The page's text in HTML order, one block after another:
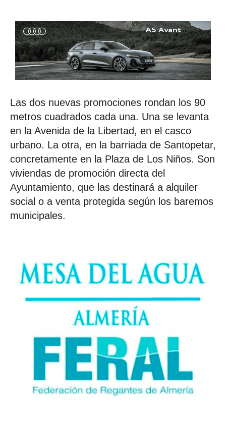
Las dos nuevas promociones rondan los 90
metros cuadrados cada una. Una se levanta
en la Avenida de la Libertad, en el casco
urbano. La otra, en la barriada de Santopetar,
concretamente en la Plaza de Los Niños. Son
viviendas de promoción directa del
Ayuntamiento, que las destinará a alquiler
social o a venta protegida según los baremos
municipales.